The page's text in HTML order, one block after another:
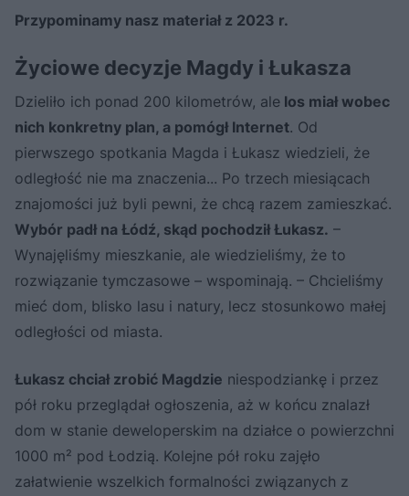
Przypominamy nasz materiał z 2023 r.
Życiowe decyzje Magdy i Łukasza
Dzieliło ich ponad 200 kilometrów, ale los miał wobec
nich konkretny plan, a pomógł Internet. Od
pierwszego spotkania Magda i Łukasz wiedzieli, że
odległość nie ma znaczenia... Po trzech miesiącach
znajomości już byli pewni, że chcą razem zamieszkać.
Wybór padł na Łódź, skąd pochodził Łukasz. –
Wynajęliśmy mieszkanie, ale wiedzieliśmy, że to
rozwiązanie tymczasowe – wspominają. – Chcieliśmy
mieć dom, blisko lasu i natury, lecz stosunkowo małej
odległości od miasta.
Łukasz chciał zrobić Magdzie niespodziankę i przez
pół roku przeglądał ogłoszenia, aż w końcu znalazł
dom w stanie deweloperskim na działce o powierzchni
1000 m² pod Łodzią. Kolejne pół roku zajęło
załatwienie wszelkich formalności związanych z